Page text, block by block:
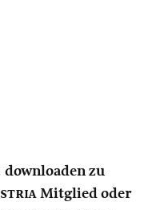
downloaden zu
Mitglied oder